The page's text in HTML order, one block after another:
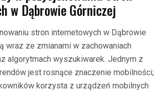
w Dąbrowie Górniczej
stron internetowych w Dąbrowie
wraz ze zmianami w zachowaniach
algorytmach wyszukiwarek. Jednym z
jest rosnące znaczenie mobilności;
korzysta z urządzeń mobilnych